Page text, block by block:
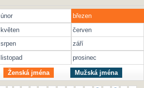
únor
březen
květen
červen
srpen
září
listopad prosinec
Ženská jména Mužská jména